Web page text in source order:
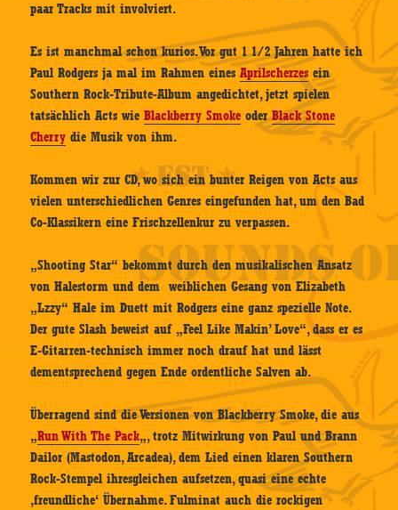
paar Tracks mit involviert.
Es ist manchmal schon kurios. Vor gut 1 1/2 Jahren hatte ich
Paul Rodgers ja mal im Rahmen einesAprilscherzes ein
Southern Rock-Tribute-Album angedichtet, jetzt spielen
tatsächlich Acts wieBlackberry Smoke oderBlack Stone
Cherry die Musik von ihm.
Kommen wir zur CD, wo sich ein bunter Reigen von Acts aus
vielen unterschiedlichen Genres eingefunden hat, um den Bad
Co-Klassikern eine Frischzellenkur zu verpassen.
„Shooting Star“ bekommt durch den musikalischen Ansatz
von Halestorm und dem weiblichen Gesang von Elizabeth
„Lzzy“ Hale im Duett mit Rodgers eine ganz spezielle Note.
Der gute Slash beweist auf „Feel Like Makin’ Love“, dass er es
E-Gitarren-technisch immer noch drauf hat und lässt
dementsprechend gegen Ende ordentliche Salven ab.
Überragend sind die Versionen von Blackberry Smoke, die aus
„Run With The Pack„, trotz Mitwirkung von Paul und Brann
Dailor (Mastodon, Arcadea), dem Lied einen klaren Southern
Rock-Stempel ihresgleichen aufsetzen, quasi eine echte
‚freundliche‘ Übernahme. Fulminat auch die rockigen